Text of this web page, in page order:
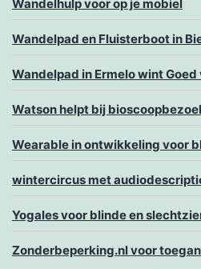
Wandelhulp voor op je mobiel
Wandelpad en Fluisterboot in
Wandelpad in Ermelo wint
Watson helpt bij
Wearable in ontwikkeling voor
wintercircus met
Yogales voor blinde en
Zonderbeperking.nl voor